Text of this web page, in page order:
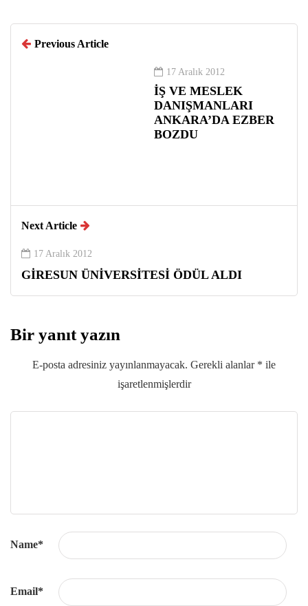
Previous Article
17 Aralık 2012
İŞ VE MESLEK
DANIŞMANLARI
ANKARA’DA EZBER
BOZDU
Next Article
17 Aralık 2012
GİRESUN ÜNİVERSİTESİ ÖDÜL ALDI
Bir yanıt yazın
E-posta adresiniz yayınlanmayacak. Gerekli alanlar * ile
işaretlenmişlerdir
Name*
Email*